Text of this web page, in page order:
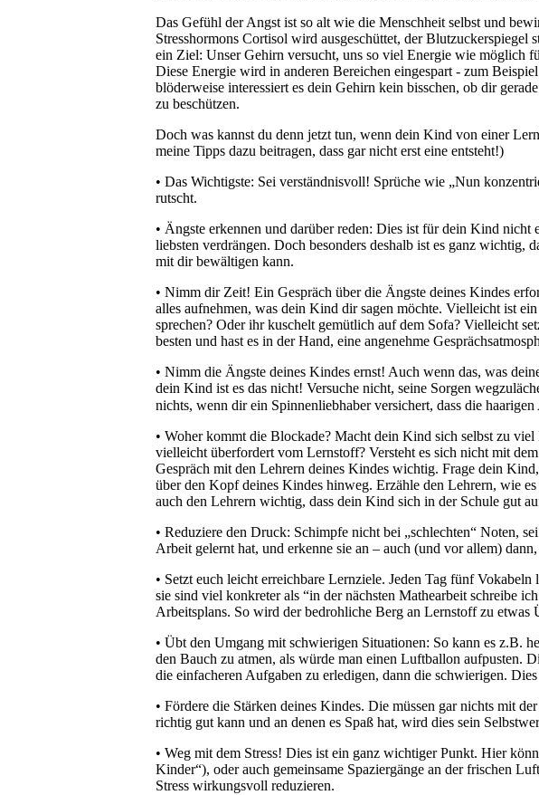
Das Gefühl der Angst ist so alt wie die Menschheit selbst und
Stresshormons Cortisol wird ausgeschüttet, der Blutzuckerspiegel
ein Ziel: Unser Gehirn versucht, uns so viel Energie wie möglich
Diese Energie wird in anderen Bereichen eingespart - zum
blöderweise interessiert es dein Gehirn kein bisschen, ob dir
zu beschützen.
Doch was kannst du denn jetzt tun, wenn dein Kind von einer
meine Tipps dazu beitragen, dass gar nicht erst eine entsteht!)
• Das Wichtigste: Sei verständnisvoll! Sprüche wie „Nun
rutscht.
• Ängste erkennen und darüber reden: Dies ist für dein Kind
liebsten verdrängen. Doch besonders deshalb ist es ganz wichtig,
mit dir bewältigen kann.
• Nimm dir Zeit! Ein Gespräch über die Ängste deines Kindes
alles aufnehmen, was dein Kind dir sagen möchte. Vielleicht ist
sprechen? Oder ihr kuschelt gemütlich auf dem Sofa? Vielleicht
besten und hast es in der Hand, eine angenehme
• Nimm die Ängste deines Kindes ernst! Auch wenn das, was
dein Kind ist es das nicht! Versuche nicht, seine Sorgen
nichts, wenn dir ein Spinnenliebhaber versichert, dass die
• Woher kommt die Blockade? Macht dein Kind sich selbst zu
vielleicht überfordert vom Lernstoff? Versteht es sich nicht mit
Gespräch mit den Lehrern deines Kindes wichtig. Frage dein
über den Kopf deines Kindes hinweg. Erzähle den Lehrern, wie
auch den Lehrern wichtig, dass dein Kind sich in der Schule gut
• Reduziere den Druck: Schimpfe nicht bei „schlechten“ Noten,
Arbeit gelernt hat, und erkenne sie an – auch (und vor allem)
• Setzt euch leicht erreichbare Lernziele. Jeden Tag fünf
sie sind viel konkreter als “in der nächsten Mathearbeit schreibe
Arbeitsplans. So wird der bedrohliche Berg an Lernstoff zu etwas
• Übt den Umgang mit schwierigen Situationen: So kann es z.B.
den Bauch zu atmen, als würde man einen Luftballon aufpusten.
die einfacheren Aufgaben zu erledigen, dann die schwierigen.
• Fördere die Stärken deines Kindes. Die müssen gar nichts mit
richtig gut kann und an denen es Spaß hat, wird dies sein
• Weg mit dem Stress! Dies ist ein ganz wichtiger Punkt. Hier
Kinder“), oder auch gemeinsame Spaziergänge an der frischen
Stress wirkungsvoll reduzieren.